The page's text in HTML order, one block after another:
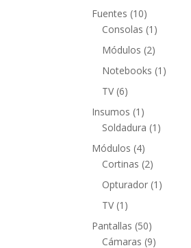
productos
Fuentes 1010
productos
Consolas 1 1
producto
Módulos 22
productos
Notebooks 1 1
TV 66
productos
Insumos 1 1
producto
Soldadura 1 1
Módulos 44
productos
Cortinas 22
productos
Opturador 1 1
TV 1 1
producto
Pantallas 5050
productos
Cámaras 99